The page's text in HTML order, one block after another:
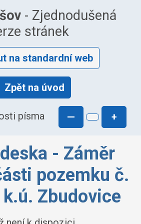
- Zjednodušená
stránek
na standardní web
Zpět na úvod
písma — +
- Záměr
pozemku č.
Zbudovice